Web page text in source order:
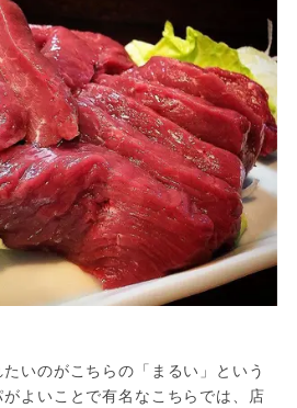
いのがこちらの「まるい」という
よいことで有名なこちらでは、店